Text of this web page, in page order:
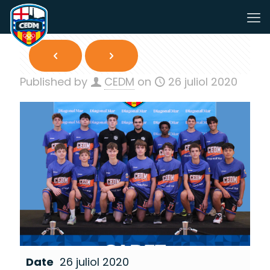
Published by CEDM on 26 juliol 2020
Date 26 juliol 2020